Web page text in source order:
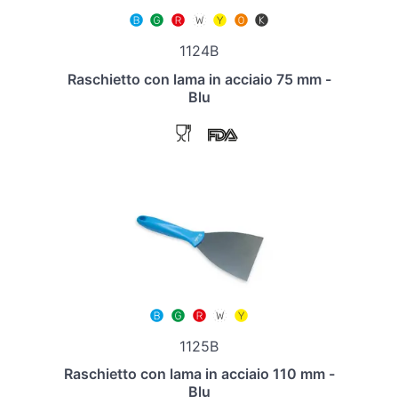
1124B
Raschietto con lama in acciaio 75 mm -
Blu
1125B
Raschietto con lama in acciaio 110 mm -
Blu